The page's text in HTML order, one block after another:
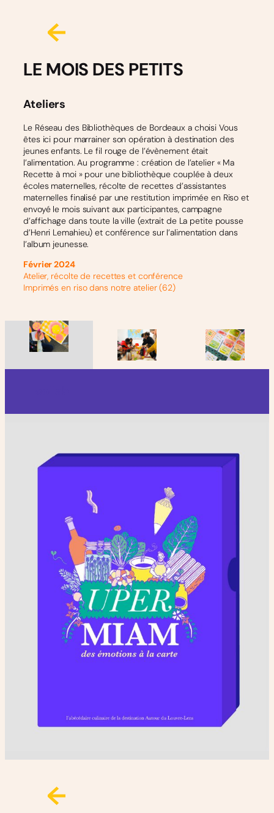
LE MOIS DES PETITS
Ateliers
Le Réseau des Bibliothèques de Bordeaux a choisi Vous
êtes ici pour marrainer son opération à destination des
jeunes enfants. Le fil rouge de l’évènement était
l’alimentation. Au programme : création de l’atelier « Ma
Recette à moi » pour une bibliothèque couplée à deux
écoles maternelles, récolte de recettes d’assistantes
maternelles finalisé par une restitution imprimée en Riso et
envoyé le mois suivant aux participantes, campagne
d’affichage dans toute la ville (extrait de La petite pousse
d’Henri Lemahieu) et conférence sur l’alimentation dans
l’album jeunesse.
Février 2024
Atelier, récolte de recettes et conférence
Imprimés en riso dans notre atelier (62)